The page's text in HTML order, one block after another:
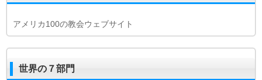
アメリカ100の教会ウェブサイト
世界の７部門